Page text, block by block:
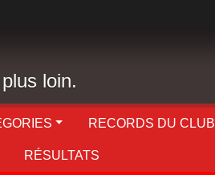
loin.
RECORDS DU CLUB
RÉSULTATS